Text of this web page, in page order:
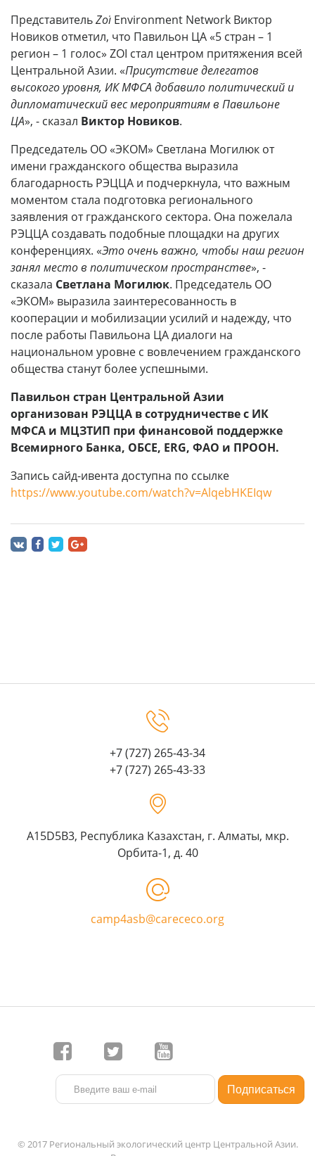
ПредставительZoï Environment Network Виктор
Новиков отметил, что Павильон ЦА «5 стран – 1
регион – 1 голос» ZOI стал центром притяжения всей
Центральной Азии. «Присутствие делегатов
высокого уровня, ИК МФСА добавило политический и
дипломатический вес мероприятиям в Павильоне
ЦА», - сказал Виктор Новиков.
Председатель ОО «ЭКОМ» Светлана Могилюк от
имени гражданского общества выразила
благодарность РЭЦЦА и подчеркнула, что важным
моментом стала подготовка регионального
заявления от гражданского сектора. Она пожелала
РЭЦЦА создавать подобные площадки на других
конференциях. «Это очень важно, чтобы наш регион
занял место в политическом пространстве», -
сказала Светлана Могилюк. Председатель ОО
«ЭКОМ» выразила заинтересованность в
кооперации и мобилизации усилий и надежду, что
после работы Павильона ЦА диалоги на
национальном уровне с вовлечением гражданского
общества станут более успешными.
Павильон стран Центральной Азии
организован РЭЦЦА в сотрудничестве с ИК
МФСА и МЦЗТИП при финансовой поддержке
Всемирного Банка, ОБСЕ, ERG, ФАО и ПРООН.
Запись сайд-ивента доступна по ссылке
https://www.youtube.com/watch?v=AlqebHKEIqw
+7 (727) 265-43-34
+7 (727) 265-43-33
A15D5B3, Республика Казахстан, г. Алматы, мкр.
Орбита-1, д. 40
camp4asb@carececo.org
© 2017 Региональный экологический центр Центральной Азии.